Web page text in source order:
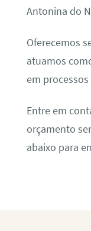
Antonina do
Oferecemos
atuamos
em
Entre em
orçamento
abaixo para